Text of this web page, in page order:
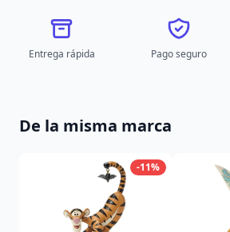
Entrega rápida Pago seguro
De la misma marca
-11%